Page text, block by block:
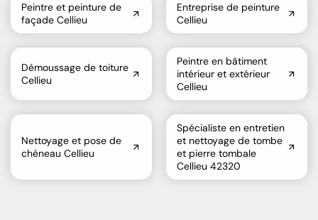
Peintre et peinture de
façade Cellieu
Entreprise de peinture
Cellieu
Démoussage de toiture
Cellieu
Peintre en bâtiment
intérieur et extérieur
Cellieu
Nettoyage et pose de
chéneau Cellieu
Spécialiste en entretien
et nettoyage de tombe
et pierre tombale
Cellieu 42320